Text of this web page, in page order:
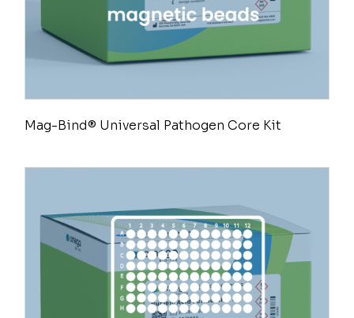
Mag-Bind® Universal Pathogen Core Kit